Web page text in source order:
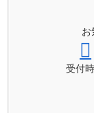
お
受付